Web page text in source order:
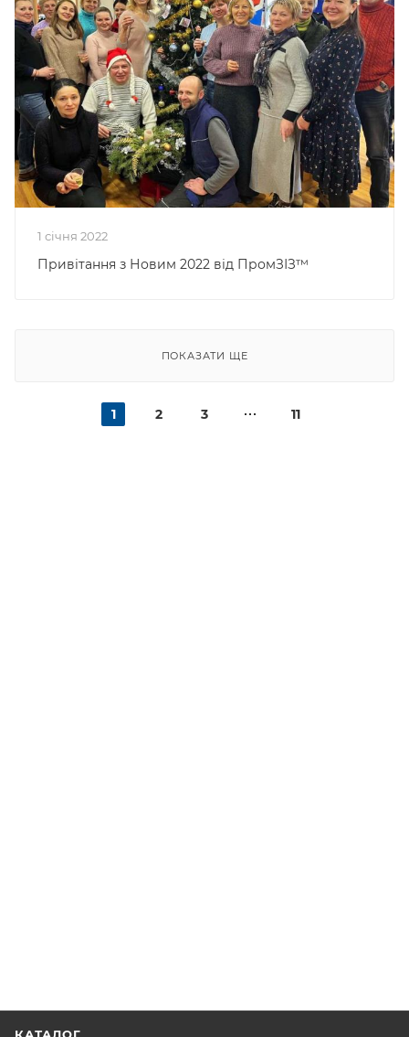
1 січня 2022
Привітання з Новим 2022 від ПромЗІЗ™
ПОКАЗАТИ ЩЕ
1 2 3 11